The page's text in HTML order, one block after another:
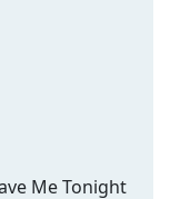
Me Tonight